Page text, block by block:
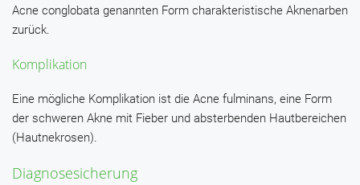
Acne conglobata genannten Form charakteristische Aknenarben
zurück.
Komplikation
Eine mögliche Komplikation ist die Acne fulminans, eine Form
der schweren Akne mit Fieber und absterbenden Hautbereichen
(Hautnekrosen).
Diagnosesicherung